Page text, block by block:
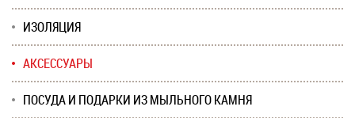
ИЗОЛЯЦИЯ
АКСЕССУАРЫ
ПОСУДА И ПОДАРКИ ИЗ МЫЛЬНОГО КАМНЯ